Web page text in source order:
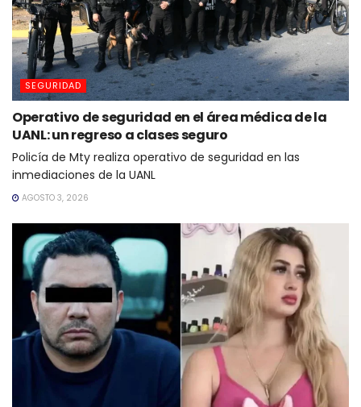
SEGURIDAD
Operativo de seguridad en el área médica de la
UANL: un regreso a clases seguro
Policía de Mty realiza operativo de seguridad en las
inmediaciones de la UANL
AGOSTO 3, 2026